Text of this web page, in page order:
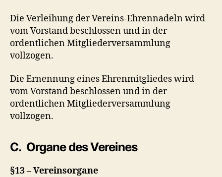
Die Verleihung der Vereins-Ehrennadeln wird
vom Vorstand beschlossen und in der
ordentlichen Mitgliederversammlung
vollzogen.
Die Ernennung eines Ehrenmitgliedes wird
vom Vorstand beschlossen und in der
ordentlichen Mitgliederversammlung
vollzogen.
C. Organe des Vereines
§13 – Vereinsorgane